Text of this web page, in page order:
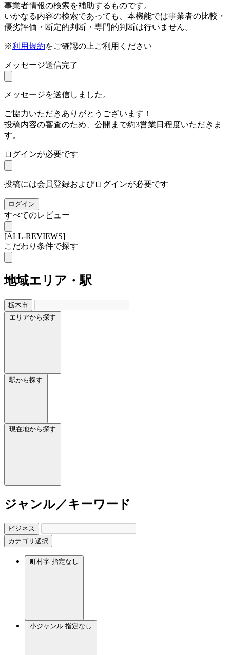
事業者情報の検索を補助するものです。
いかなる内容の検索であっても、本機能では事業者の比較・
優劣評価・断定的判断・専門的判断は行いません。
※利用規約をご確認の上ご利用ください
メッセージ送信完了
メッセージを送信しました。
ご協力いただきありがとうございます！
投稿内容の審査のため、公開まで約3営業日程度いただきま
す。
ログインが必要です
投稿には会員登録およびログインが必要です
ログイン
すべてのレビュー
[ALL-REVIEWS]
こだわり条件で探す
地域エリア・駅
栃木市
エリアから探す
駅から探す
現在地から探す
ジャンル／キーワード
ビジネス
カテゴリ選択
町村字 指定なし
小ジャンル 指定なし